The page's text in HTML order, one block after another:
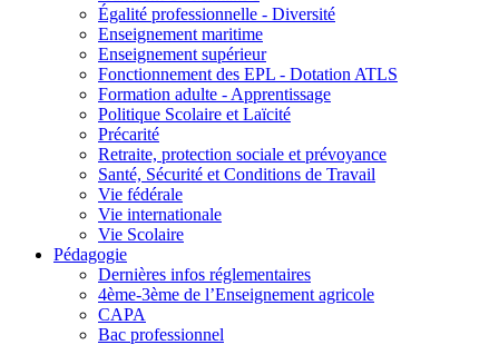
Égalité professionnelle - Diversité
Enseignement maritime
Enseignement supérieur
Fonctionnement des EPL - Dotation ATLS
Formation adulte - Apprentissage
Politique Scolaire et Laïcité
Précarité
Retraite, protection sociale et prévoyance
Santé, Sécurité et Conditions de Travail
Vie fédérale
Vie internationale
Vie Scolaire
Pédagogie
Dernières infos réglementaires
4ème-3ème de l’Enseignement agricole
CAPA
Bac professionnel